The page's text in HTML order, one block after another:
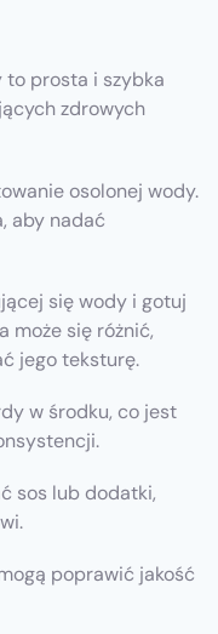
to prosta i szybka
zdrowych
osolonej wody.
aby nadać
się wody i gotuj
może się różnić,
jego teksturę.
w środku, co jest
sos lub dodatki,
poprawić jakość